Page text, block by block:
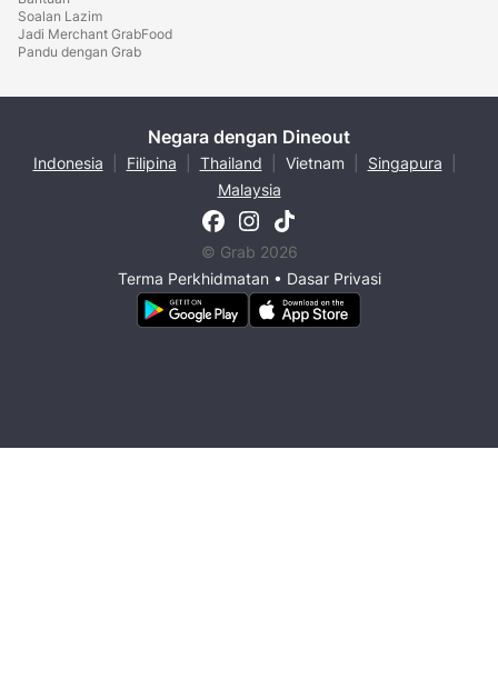
Soalan Lazim
Jadi Merchant GrabFood
Pandu dengan Grab
Negara dengan Dineout
Indonesia Filipina Thailand Vietnam Singapura
Malaysia
© Grab 2026
Terma Perkhidmatan• Dasar Privasi